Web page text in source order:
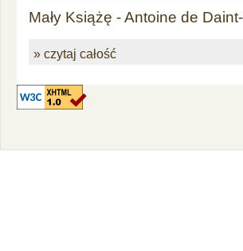
Mały Książę - Antoine de
» czytaj całość